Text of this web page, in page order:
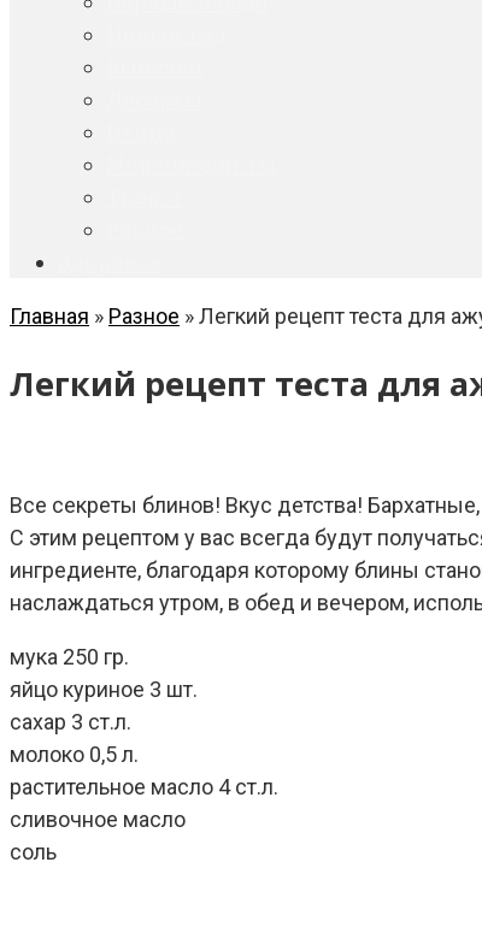
Главная » Разное »Легкий рецепт теста для
Легкий рецепт теста для
Все секреты блинов! Вкус детства!
С этим рецептом у вас всегда будут
ингредиенте, благодаря которому блины
наслаждаться утром, в обед и вечером,
мука 250 гр.
яйцо куриное 3 шт.
сахар 3 ст.л.
молоко 0,5 л.
растительное масло 4 ст.л.
сливочное масло
соль